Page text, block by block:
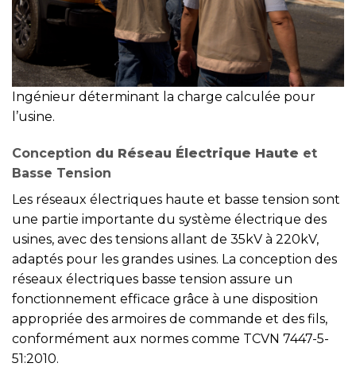
Ingénieur déterminant la charge calculée pour
l’usine.
Conception du Réseau Électrique Haute et
Basse Tension
Les réseaux électriques haute et basse tension sont
une partie importante du système électrique des
usines, avec des tensions allant de 35kV à 220kV,
adaptés pour les grandes usines. La conception des
réseaux électriques basse tension assure un
fonctionnement efficace grâce à une disposition
appropriée des armoires de commande et des fils,
conformément aux normes comme TCVN 7447-5-
51:2010.